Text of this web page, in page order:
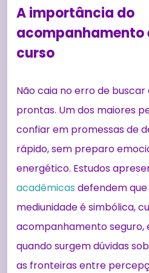
A importância do
acompanhamento
curso
Não caia no erro de
prontas. Um dos maiores
confiar em promessas de
rápido, sem preparo
energético. Estudos
acadêmicas defendem
mediunidade é simbólica,
acompanhamento seguro,
quando surgem dúvidas
as fronteiras entre